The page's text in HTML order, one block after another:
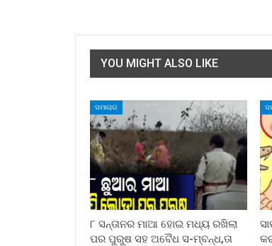
YOU MIGHT ALSO LIKE
ସମାଚାର
୮ ସନ୍ତାନର ମାଆ ହୋଇ ମଧ୍ୟ ରଖିଲା
ପର ପୁରୁଷ ସହ ଅବୈଧ ସ-ମ୍ବନ୍ଧ,ତା